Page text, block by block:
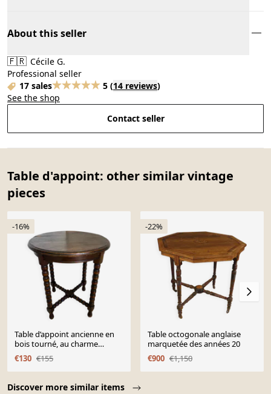
About this seller
🇫🇷 Cécile G.
Professional seller
17 sales
5 (14 reviews)
See the shop
Contact seller
Table d'appoint: other similar vintage
pieces
Discover more similar items
-16%
Table d’appoint ancienne en
bois tourné, au charme
authentique.
€130 €155
-22%
Table octogonale anglaise
marquetée des années 20
€900 €1,150